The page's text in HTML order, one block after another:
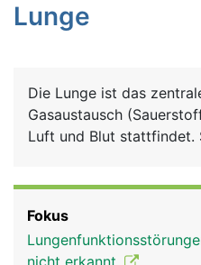
Symptome
News
Rubriken
Lunge
Die Lunge ist das
Gasaustausch
Luft und Blut stattfindet.
der Speiseröhre und
Brusthöhle liegen.
Fokus
nicht erkannt